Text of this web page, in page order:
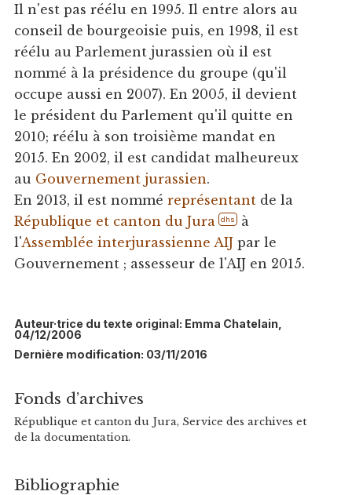
Il n'est pas réélu en 1995. Il entre alors au
conseil de bourgeoisie puis, en 1998, il est
réélu au Parlement jurassien où il est
nommé à la présidence du groupe (qu'il
occupe aussi en 2007). En 2005, il devient
le président du Parlement qu'il quitte en
2010; réélu à son troisième mandat en
2015. En 2002, il est candidat malheureux
au Gouvernement jurassien.
En 2013, il est nommé représentantde la
République et canton du Jura
dhs à
l'Assemblée interjurassienne AIJpar le
Gouvernement ; assesseur de l'AIJ en 2015.
Auteur·trice du texte original: Emma Chatelain,
04/12/2006
Dernière modification: 03/11/2016
Fonds d’archives
République et canton du Jura, Service des archives et
de la documentation.
Bibliographie